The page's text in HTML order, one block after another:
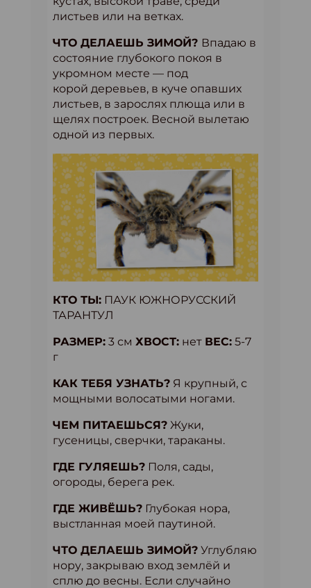
листьев или на ветках.
ЧТО ДЕЛАЕШЬ ЗИМОЙ? Впадаю в
состояние глубокого покоя в
укромном месте — под
корой деревьев, в куче опавших
листьев, в зарослях плюща или в
щелях построек. Весной вылетаю
одной из первых.
КТО ТЫ: ПАУК ЮЖНОРУССКИЙ
ТАРАНТУЛ
РАЗМЕР: 3 см ХВОСТ: нет ВЕС: 5-7
г
КАК ТЕБЯ УЗНАТЬ? Я крупный, с
мощными волосатыми ногами.
ЧЕМ ПИТАЕШЬСЯ? Жуки,
гусеницы, сверчки, тараканы.
ГДЕ ГУЛЯЕШЬ? Поля, сады,
огороды, берега рек.
ГДЕ ЖИВЁШЬ? Глубокая нора,
выстланная моей паутиной.
ЧТО ДЕЛАЕШЬ ЗИМОЙ? Углубляю
нору, закрываю вход землёй и
сплю до весны. Если случайно